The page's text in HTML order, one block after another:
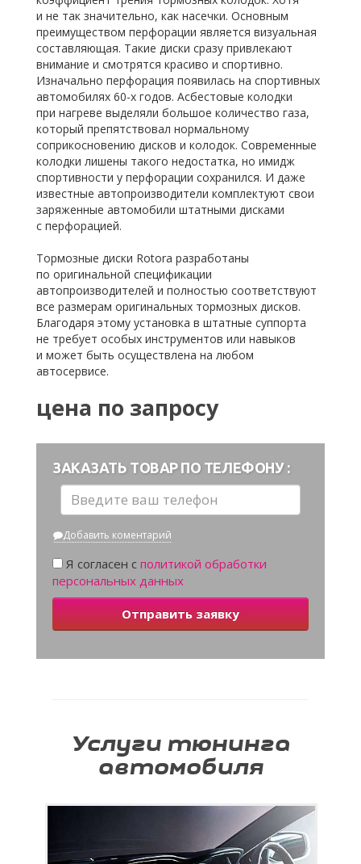
и не так значительно, как насечки. Основным
преимуществом перфорации является визуальная
составляющая. Такие диски сразу привлекают
внимание и смотрятся красиво и спортивно.
Изначально перфорация появилась на спортивных
автомобилях 60-х годов. Асбестовые колодки
при нагреве выделяли большое количество газа,
который препятствовал нормальному
соприкосновению дисков и колодок. Современные
колодки лишены такого недостатка, но имидж
спортивности у перфорации сохранился. И даже
известные автопроизводители комплектуют свои
заряженные автомобили штатными дисками
с перфорацией.
Тормозные диски Rotora разработаны
по оригинальной спецификации
автопроизводителей и полностью соответствуют
все размерам оригинальных тормозных дисков.
Благодаря этому установка в штатные суппорта
не требует особых инструментов или навыков
и может быть осуществлена на любом
автосервисе.
цена по запросу
ЗАКАЗАТЬ ТОВАР ПО ТЕЛЕФОНУ :
Добавить коментарий
Я согласен с политикой обработки
персональных данных
Отправить заявку
Услуги тюнинга
автомобиля